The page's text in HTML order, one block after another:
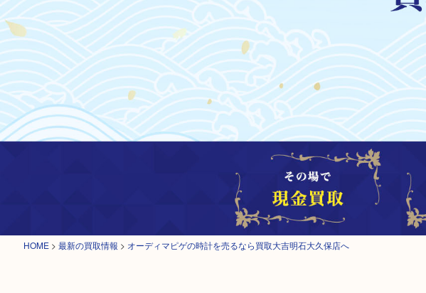
HOME > 最新の買取情報 > オーディマピゲの時計を売るなら買取大吉明石大久保店へ